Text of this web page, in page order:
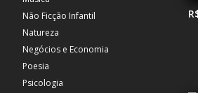
Não Ficção Infantil
Natureza
Negócios e Economia
Poesia
Psicologia